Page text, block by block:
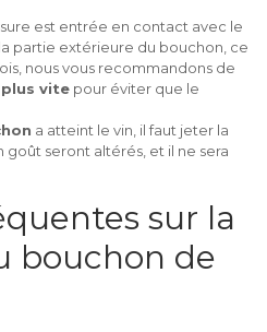
est entrée en contact avec le
partie extérieure du bouchon, ce
nous vous recommandons de
vite pour éviter que le
a atteint le vin, il faut jeter la
seront altérés, et il ne sera
sur la
bouchon de